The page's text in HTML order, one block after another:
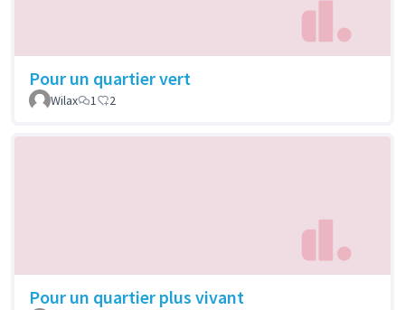
Pour un quartier vert
Wilax 1 2
Pour un quartier plus vivant